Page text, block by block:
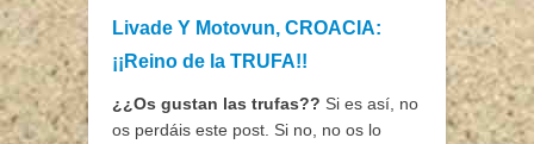
Livade Y Motovun, CROACIA:
¡¡Reino de la TRUFA!!
¿¿Os gustan las trufas?? Si es así, no
os perdáis este post. Si no, no os lo